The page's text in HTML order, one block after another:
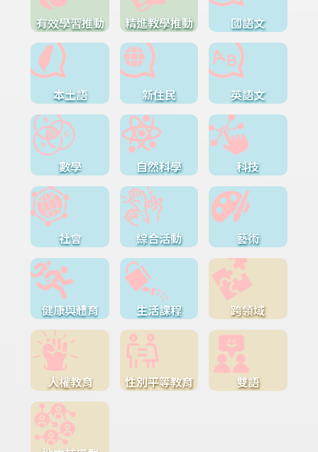
有效學習推動 精進教學推動 國語文
本土語 新住民 英語文
數學 自然科學 科技
社會 綜合活動 藝術
健康與體育 生活課程 跨領域
人權教育 性別平等教育 雙語